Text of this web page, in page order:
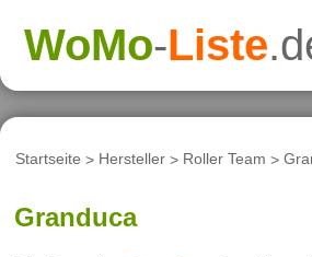
WoMo-Liste
Startseite > Hersteller > Roller Team >
Granduca